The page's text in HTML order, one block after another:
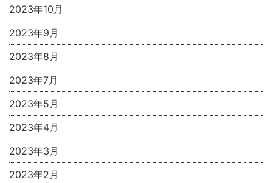
2023年10月
2023年9月
2023年8月
2023年7月
2023年5月
2023年4月
2023年3月
2023年2月